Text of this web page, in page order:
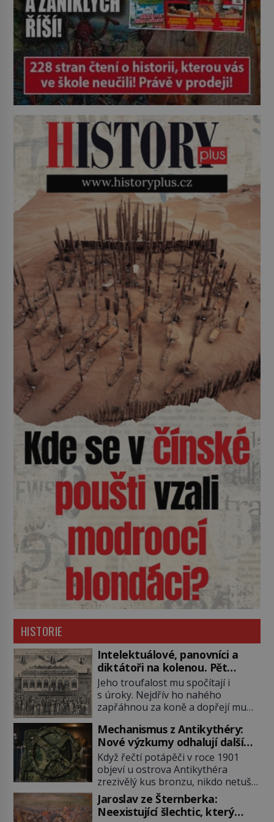
HISTORIE
Intelektuálové, panovníci a
diktátoři na kolenou. Pět
posledních okamžiků před
popravou
Jeho troufalost mu spočítají i
s úroky. Nejdřív ho nahého
zapřáhnou za koně a dopřejí mu
Když ho pak věší, myslí si, že útrapy
skončily. Těsně předtím, než ztratí
vědomí ho odříznou a začnou jeho
tělo zbavovat orgánů. Chvíli ještě
vnímá, pak ho vysvobodí
bezvědomí a smrt. Do posledního
doušku Kdo: Sokrates […]
Mechanismus z Antikythéry:
Nové výzkumy odhalují další
překvapení o starověkém
počítači
Když řečtí potápěči v roce 1901
objeví u ostrova Antikythéra
zrezivělý kus bronzu, nikdo netuší,
že drží v rukou jeden z
nejúžasnějších vynálezů starověku.
Až moderní rentgenové tomografy
Jaroslav ze Šternberka:
Neexistující šlechtic, který